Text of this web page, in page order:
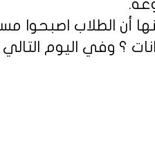
أن الطلاب اصبحوا
؟ وفي اليوم